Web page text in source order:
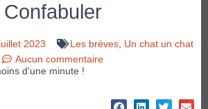
Confabuler
2023 Les brèves, Un chat un chat
Aucun commentaire
d'une minute !